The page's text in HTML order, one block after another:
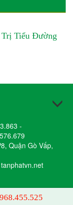
Trị Tiểu Đường
-
Quận Gò Vấp,
tanphatvn.net